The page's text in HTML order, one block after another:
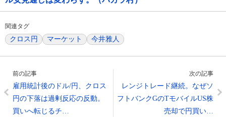
関連タグ
クロス円 マーケット 今井雅人
前の記事
雇用統計後のドル/円、クロス
円の下落は過剰反応の反動。
買いへ転じるチ…
次の記事
レンジトレード継続。なぜソ
フトバンクGのTモバイルUS株
売却で円買い…